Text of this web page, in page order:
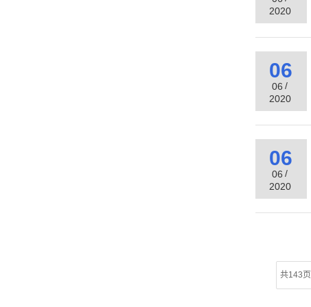
2020
06
06 /
2020
06
06 /
2020
共143页